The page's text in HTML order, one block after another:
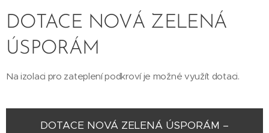
DOTACE NOVÁ ZELENÁ
ÚSPORÁM
Na izolaci pro zateplení podkroví je možné využít dotaci.
DOTACE NOVÁ ZELENÁ ÚSPORÁM –